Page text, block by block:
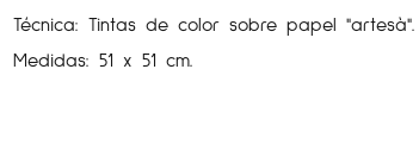
Técnica: Tintas de color sobre papel "artesà".
Medidas: 51 x 51 cm.